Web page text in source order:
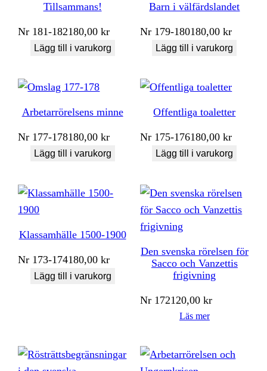
Tillsammans!
Nr 181-182180,00kr
Lägg till i varukorg
Barn i välfärdslandet
Nr 179-180180,00kr
Lägg till i varukorg
Arbetarrörelsens minne
Nr 177-178180,00kr
Lägg till i varukorg
Offentliga toaletter
Nr 175-176180,00kr
Lägg till i varukorg
Klassamhälle 1500-1900
Nr 173-174180,00kr
Lägg till i varukorg
Den svenska rörelsen för
Sacco och Vanzettis
frigivning
Nr 172120,00kr
Läs mer